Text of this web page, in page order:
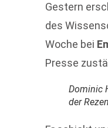
Gestern
des
Woche bei
Presse
Dominic
der